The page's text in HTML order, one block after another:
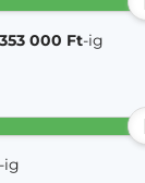
353 000 Ft-ig
-ig